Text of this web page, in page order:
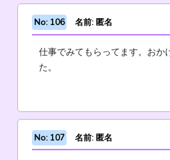
No: 106 名前: 匿名
仕事でみてもらってます。おか
た。
No: 107 名前: 匿名